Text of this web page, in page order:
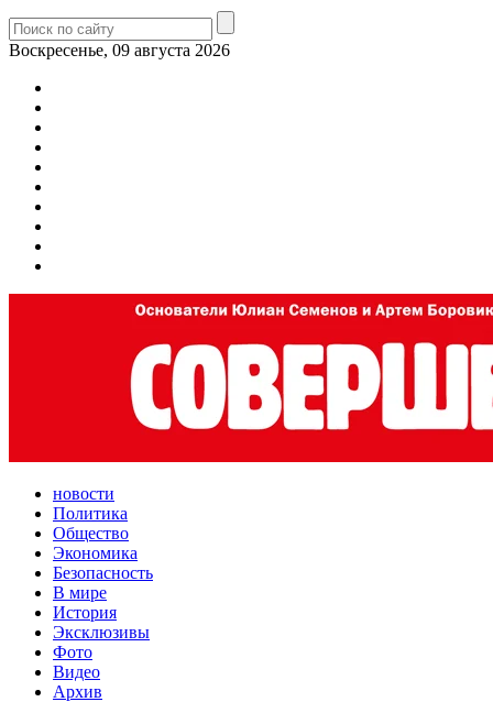
Воскресенье, 09 августа 2026
новости
Политика
Общество
Экономика
Безопасность
В мире
История
Эксклюзивы
Фото
Видео
Архив